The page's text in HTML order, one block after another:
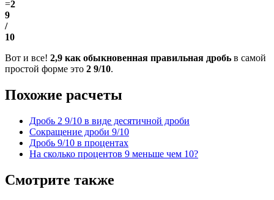
=2
9
/
10
Вот и все! 2,9 как обыкновенная правильная дробь в самой
простой форме это 2 9/10.
Похожие расчеты
Дробь 2 9/10 в виде десятичной дроби
Сокращение дроби 9/10
Дробь 9/10 в процентах
На сколько процентов 9 меньше чем 10?
Смотрите также